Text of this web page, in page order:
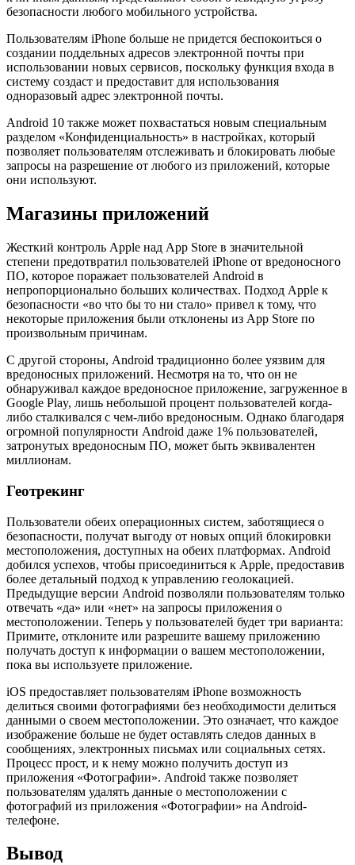
безопасности любого мобильного устройства.
Пользователям iPhone больше не придется беспокоиться о
создании поддельных адресов электронной почты при
использовании новых сервисов, поскольку функция входа в
систему создаст и предоставит для использования
одноразовый адрес электронной почты.
Android 10 также может похвастаться новым специальным
разделом «Конфиденциальность» в настройках, который
позволяет пользователям отслеживать и блокировать любые
запросы на разрешение от любого из приложений, которые
они используют.
Магазины приложений
Жесткий контроль Apple над App Store в значительной
степени предотвратил пользователей iPhone от вредоносного
ПО, которое поражает пользователей Android в
непропорционально больших количествах. Подход Apple к
безопасности «во что бы то ни стало» привел к тому, что
некоторые приложения были отклонены из App Store по
произвольным причинам.
С другой стороны, Android традиционно более уязвим для
вредоносных приложений. Несмотря на то, что он не
обнаруживал каждое вредоносное приложение, загруженное в
Google Play, лишь небольшой процент пользователей когда-
либо сталкивался с чем-либо вредоносным. Однако благодаря
огромной популярности Android даже 1% пользователей,
затронутых вредоносным ПО, может быть эквивалентен
миллионам.
Геотрекинг
Пользователи обеих операционных систем, заботящиеся о
безопасности, получат выгоду от новых опций блокировки
местоположения, доступных на обеих платформах. Android
добился успехов, чтобы присоединиться к Apple, предоставив
более детальный подход к управлению геолокацией.
Предыдущие версии Android позволяли пользователям только
отвечать «да» или «нет» на запросы приложения о
местоположении. Теперь у пользователей будет три варианта:
Примите, отклоните или разрешите вашему приложению
получать доступ к информации о вашем местоположении,
пока вы используете приложение.
iOS предоставляет пользователям iPhone возможность
делиться своими фотографиями без необходимости делиться
данными о своем местоположении. Это означает, что каждое
изображение больше не будет оставлять следов данных в
сообщениях, электронных письмах или социальных сетях.
Процесс прост, и к нему можно получить доступ из
приложения «Фотографии». Android также позволяет
пользователям удалять данные о местоположении с
фотографий из приложения «Фотографии» на Android-
телефоне.
Вывод